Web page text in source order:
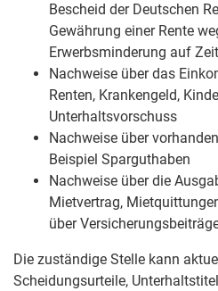
Bescheid der Deutschen
Gewährung einer Rente
Erwerbsminderung auf
Nachweise über das
Renten, Krankengeld,
Unterhaltsvorschuss
Nachweise über
Beispiel Sparguthaben
Nachweise über die
Mietvertrag,
über
Die zuständige Stelle kann
Scheidungsurteile,